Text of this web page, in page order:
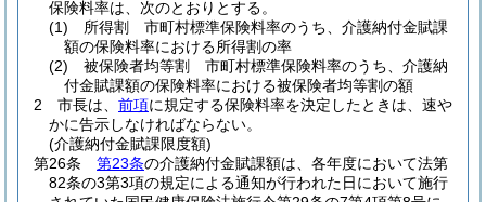
保険料率は、次のとおりとする。
(1)
所得割 市町村標準保険料率のうち、介護納付金賦課
額の保険料率における所得割の率
(2)
被保険者均等割 市町村標準保険料率のうち、介護納
付金賦課額の保険料率における被保険者均等割の額
2
市長は、 前項に規定する保険料率を決定したときは、速や
かに告示しなければならない。
(介護納付金賦課限度額)
第26条
第23条の介護納付金賦課額は、各年度において法第
82条の3第3項の規定による通知が行われた日において施行